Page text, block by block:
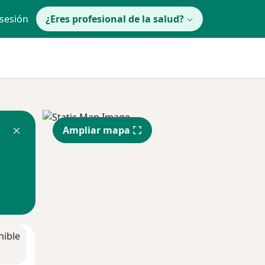
¿Eres profesional de la salud?
Ampliar mapa